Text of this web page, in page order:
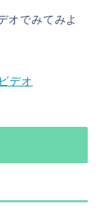
オでみてみよ
デオ